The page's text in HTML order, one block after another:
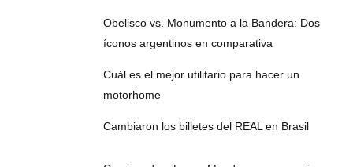
Obelisco vs. Monumento a la Bandera: Dos
íconos argentinos en comparativa
Cuál es el mejor utilitario para hacer un
motorhome
Cambiaron los billetes del REAL en Brasil